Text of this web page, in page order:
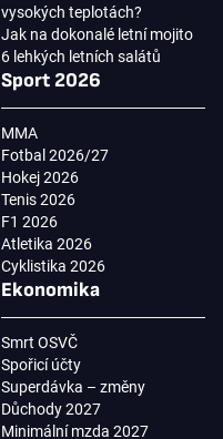
vysokých teplotách?
Jak na dokonalé letní mojito
6 lehkých letních salátů
Sport 2026
MMA
Fotbal 2026/27
Hokej 2026
Tenis 2026
F1 2026
Atletika 2026
Cyklistika 2026
Ekonomika
Smrt OSVČ
Spořicí účty
Superdávka – změny
Důchody 2027
Minimální mzda 2027